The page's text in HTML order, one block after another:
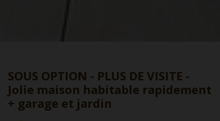
SOUS OPTION - PLUS DE VISITE -
Jolie maison habitable rapidement
+ garage et jardin